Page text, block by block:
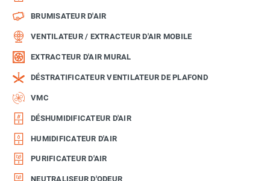
BRUMISATEUR D'AIR
VENTILATEUR / EXTRACTEUR D'AIR MOBILE
EXTRACTEUR D'AIR MURAL
DÉSTRATIFICATEUR VENTILATEUR DE PLAFOND
VMC
DÉSHUMIDIFICATEUR D'AIR
HUMIDIFICATEUR D'AIR
PURIFICATEUR D'AIR
NEUTRALISEUR D'ODEUR